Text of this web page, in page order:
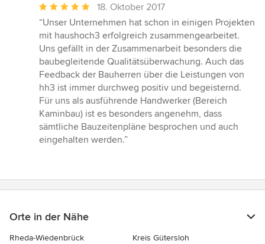
Durchschnittliche
Bewertung:
5
von
5
Sternen
18. Oktober 2017
“Unser Unternehmen hat schon in einigen Projekten
mit haushoch3 erfolgreich zusammengearbeitet.
Uns gefällt in der Zusammenarbeit besonders die
baubegleitende Qualitätsüberwachung. Auch das
Feedback der Bauherren über die Leistungen von
hh3 ist immer durchweg positiv und begeisternd.
Für uns als ausführende Handwerker (Bereich
Kaminbau) ist es besonders angenehm, dass
sämtliche Bauzeitenpläne besprochen und auch
eingehalten werden.”
Orte in der Nähe
Rheda-Wiedenbrück
Kreis Gütersloh